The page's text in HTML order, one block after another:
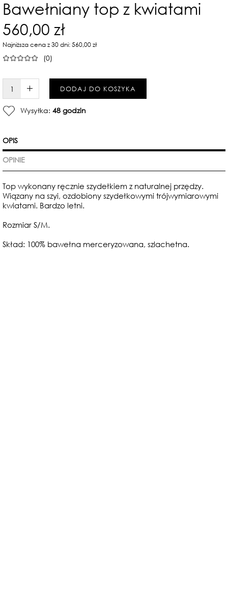
Bawełniany top z kwiatami
560,00 zł
Najniższa cena z 30 dni: 560,00 zł
(0)
W KOSZYKU :)DODAJ DO KOSZYKA
Wysyłka: 48 godzin
OPIS
OPINIE
Top wykonany ręcznie szydełkiem z naturalnej przędzy.
Wiązany na szyi, ozdobiony szydełkowymi trójwymiarowymi
kwiatami. Bardzo letni.
Rozmiar S/M.
Skład: 100% bawełna merceryzowana, szlachetna.